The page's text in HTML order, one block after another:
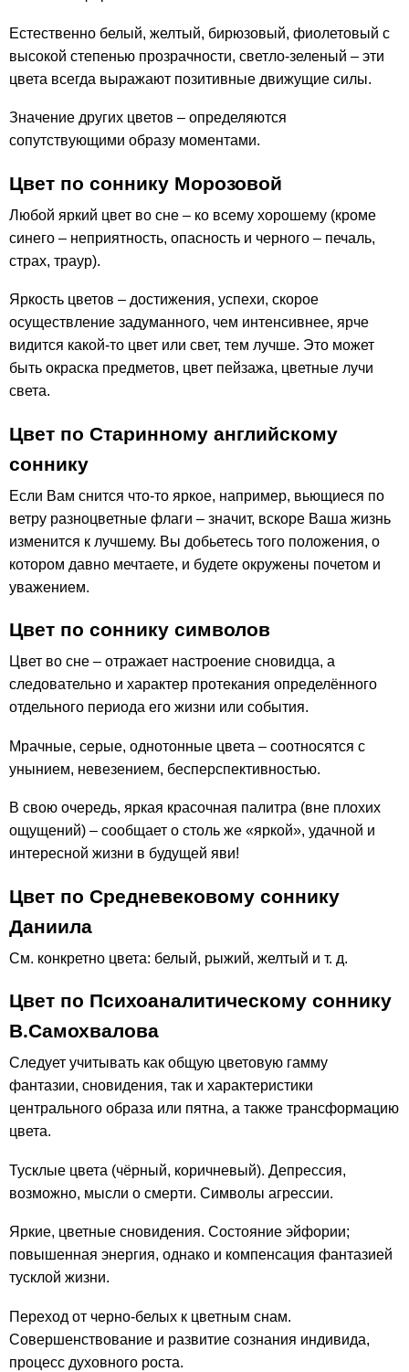
Естественно белый, желтый, бирюзовый, фиолетовый с
высокой степенью прозрачности, светло-зеленый – эти
цвета всегда выражают позитивные движущие силы.
Значение других цветов – определяются
сопутствующими образу моментами.
Цвет по соннику Морозовой
Любой яркий цвет во сне – ко всему хорошему (кроме
синего – неприятность, опасность и черного – печаль,
страх, траур).
Яркость цветов – достижения, успехи, скорое
осуществление задуманного, чем интенсивнее, ярче
видится какой-то цвет или свет, тем лучше. Это может
быть окраска предметов, цвет пейзажа, цветные лучи
света.
Цвет по Старинному английскому
соннику
Если Вам снится что-то яркое, например, вьющиеся по
ветру разноцветные флаги – значит, вскоре Ваша жизнь
изменится к лучшему. Вы добьетесь того положения, о
котором давно мечтаете, и будете окружены почетом и
уважением.
Цвет по соннику символов
Цвет во сне – отражает настроение сновидца, а
следовательно и характер протекания определённого
отдельного периода его жизни или события.
Мрачные, серые, однотонные цвета – соотносятся с
унынием, невезением, бесперспективностью.
В свою очередь, яркая красочная палитра (вне плохих
ощущений) – сообщает о столь же «яркой», удачной и
интересной жизни в будущей яви!
Цвет по Средневековому соннику
Даниила
См. конкретно цвета: белый, рыжий, желтый и т. д.
Цвет по Психоаналитическому соннику
В.Самохвалова
Следует учитывать как общую цветовую гамму
фантазии, сновидения, так и характеристики
центрального образа или пятна, а также трансформацию
цвета.
Тусклые цвета (чёрный, коричневый). Депрессия,
возможно, мысли о смерти. Символы агрессии.
Яркие, цветные сновидения. Состояние эйфории;
повышенная энергия, однако и компенсация фантазией
тусклой жизни.
Переход от черно-белых к цветным снам.
Совершенствование и развитие сознания индивида,
процесс духовного роста.